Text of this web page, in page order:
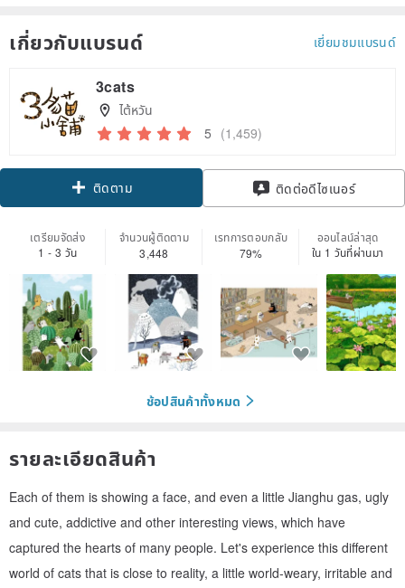
เกี่ยวกับแบรนด์ เยี่ยมชมแบรนด์
3cats
ไต้หวัน
5 (1,459)
ติดตาม ติดต่อดีไซเนอร์
เตรียมจัดส่ง
1 - 3 วัน
จำนวนผู้ติดตาม
3,448
เรทการตอบกลับ
79%
ออนไลน์ล่าสุด
ใน 1 วันที่ผ่านมา
ช้อปสินค้าทั้งหมด
รายละเอียดสินค้า
Each of them is showing a face, and even a little Jianghu gas, ugly
and cute, addictive and other interesting views, which have
captured the hearts of many people. Let's experience this different
world of cats that is close to reality, a little world-weary, irritable and